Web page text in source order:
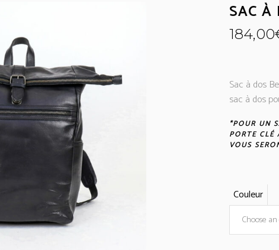
SAC À
184,00
Sac à dos
sac à dos
*POUR UN
PORTE CLÉ
VOUS
Couleur
Choose